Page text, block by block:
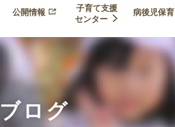
公開情報
子育て支援
センター
病後児保育
ブログ